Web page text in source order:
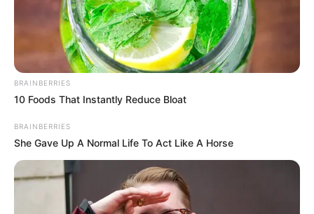
BRAINBERRIES
10 Foods That Instantly Reduce Bloat
BRAINBERRIES
She Gave Up A Normal Life To Act Like A Horse